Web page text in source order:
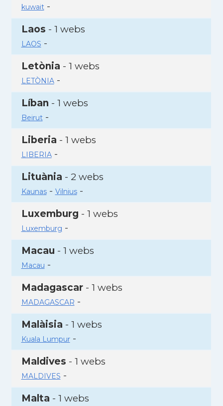
kuwait-
Laos - 1 webs
LAOS -
Letònia - 1 webs
LETÒNIA-
Líban - 1 webs
Beirut-
Liberia - 1 webs
LIBERIA-
Lituània - 2 webs
Kaunas- Vilnius-
Luxemburg - 1 webs
Luxemburg -
Macau - 1 webs
Macau -
Madagascar- 1 webs
MADAGASCAR -
Malàisia - 1 webs
Kuala Lumpur-
Maldives - 1 webs
MALDIVES -
Malta - 1 webs